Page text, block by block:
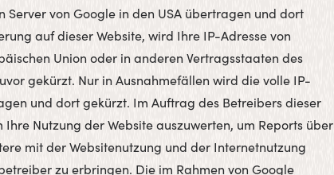
von Google in den USA übertragen und dort
auf dieser Website, wird Ihre IP-Adresse von
Union oder in anderen Vertragsstaaten des
gekürzt. Nur in Ausnahmefällen wird die volle IP-
und dort gekürzt. Im Auftrag des Betreibers dieser
Nutzung der Website auszuwerten, um Reports über
mit der Websitenutzung und der Internetnutzung
zu erbringen. Die im Rahmen von Google